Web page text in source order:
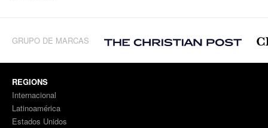
GRUPO DE MARCAS
REGIONS
Internacional
Latinoamérica
Estados Unidos